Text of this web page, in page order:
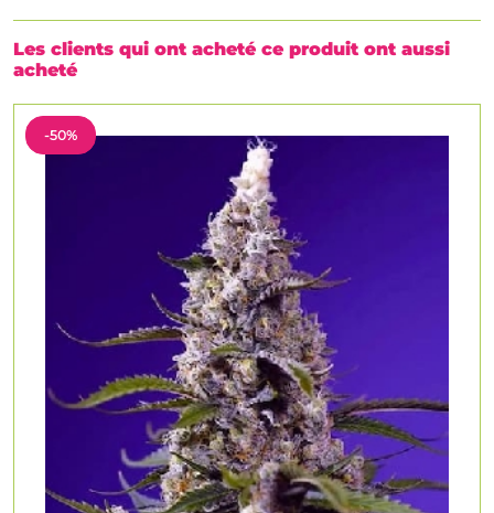
Les clients qui ont acheté ce produit ont aussi
acheté
-50%